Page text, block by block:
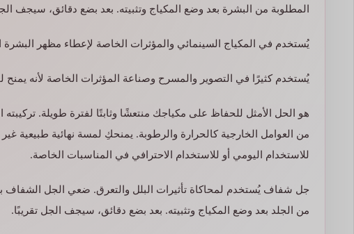
المطلوبة من البشرة بعد وضع المكياج وتثبيته. بعد بضع دقائق، سيجف
يُستخدم في المكياج السينمائي والمؤثرات الخاصة لإعطاء مظهر البشرة
يُستخدم كثيرًا في التصوير والمسرح وصناعة المؤثرات الخاصة لأنه يمنح
هو الحل الأمثل للحفاظ على مكياجك منتعشًا وثابتًا لفترة طويلة.
من العوامل الخارجية كالحرارة والرطوبة. يمنحكِ لمسة نهائية طبيعية
للاستخدام اليومي أو للاستخدام الاحترافي في المناسبات الخاصة.
جل شفاف يُستخدم لمحاكاة تأثيرات البلل والتعرق. ضعي الجل الشفاف
من الجلد بعد وضع المكياج وتثبيته. بعد بضع دقائق، سيجف الجل تقريبًا.